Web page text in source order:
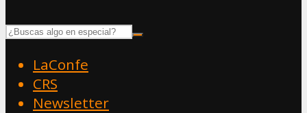
LaConfe
CRS
Newsletter